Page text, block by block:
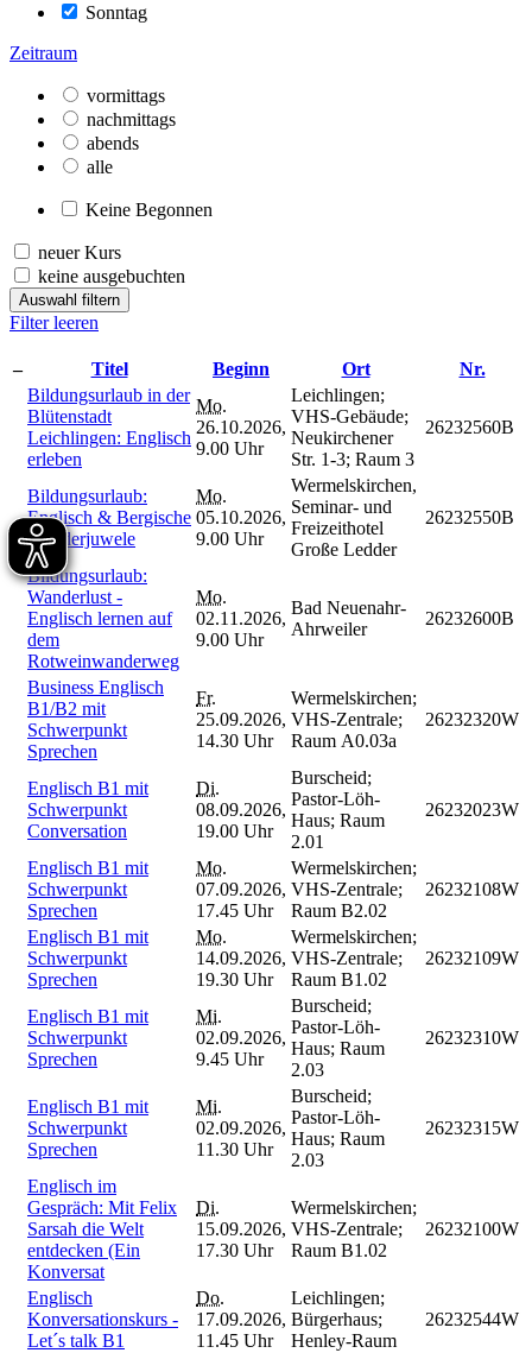
Sonntag
Zeitraum
vormittags
nachmittags
abends
alle
Keine Begonnen
neuer Kurs
keine ausgebuchten
Auswahl filtern
Filter leeren
– Titel Beginn Ort
Nr.
Bildungsurlaub in der
Blütenstadt
Leichlingen: Englisch
erleben
Mo.
26.10.2026,
9.00 Uhr
Leichlingen;
VHS-Gebäude;
Neukirchener
Str. 1-3; Raum 3
26232560B
Bildungsurlaub:
Englisch & Bergische
Wanderjuwele
Mo.
05.10.2026,
9.00 Uhr
Wermelskirchen,
Seminar- und
Freizeithotel
Große Ledder
26232550B
Bildungsurlaub:
Wanderlust -
Englisch lernen auf
dem
Rotweinwanderweg
Mo.
02.11.2026,
9.00 Uhr
Bad Neuenahr-
Ahrweiler
26232600B
Business Englisch
B1/B2 mit
Schwerpunkt
Sprechen
Fr.
25.09.2026,
14.30 Uhr
Wermelskirchen;
VHS-Zentrale;
Raum A0.03a
26232320W
Englisch B1 mit
Schwerpunkt
Conversation
Di.
08.09.2026,
19.00 Uhr
Burscheid;
Pastor-Löh-
Haus; Raum
2.01
26232023W
Englisch B1 mit
Schwerpunkt
Sprechen
Mo.
07.09.2026,
17.45 Uhr
Wermelskirchen;
VHS-Zentrale;
Raum B2.02
26232108W
Englisch B1 mit
Schwerpunkt
Sprechen
Mo.
14.09.2026,
19.30 Uhr
Wermelskirchen;
VHS-Zentrale;
Raum B1.02
26232109W
Englisch B1 mit
Schwerpunkt
Sprechen
Mi.
02.09.2026,
9.45 Uhr
Burscheid;
Pastor-Löh-
Haus; Raum
2.03
26232310W
Englisch B1 mit
Schwerpunkt
Sprechen
Mi.
02.09.2026,
11.30 Uhr
Burscheid;
Pastor-Löh-
Haus; Raum
2.03
26232315W
Englisch im
Gespräch: Mit Felix
Sarsah die Welt
entdecken (Ein
Konversat
Di.
15.09.2026,
17.30 Uhr
Wermelskirchen;
VHS-Zentrale;
Raum B1.02
26232100W
Englisch
Konversationskurs -
Let´s talk B1
Do.
17.09.2026,
11.45 Uhr
Leichlingen;
Bürgerhaus;
Henley-Raum
26232544W